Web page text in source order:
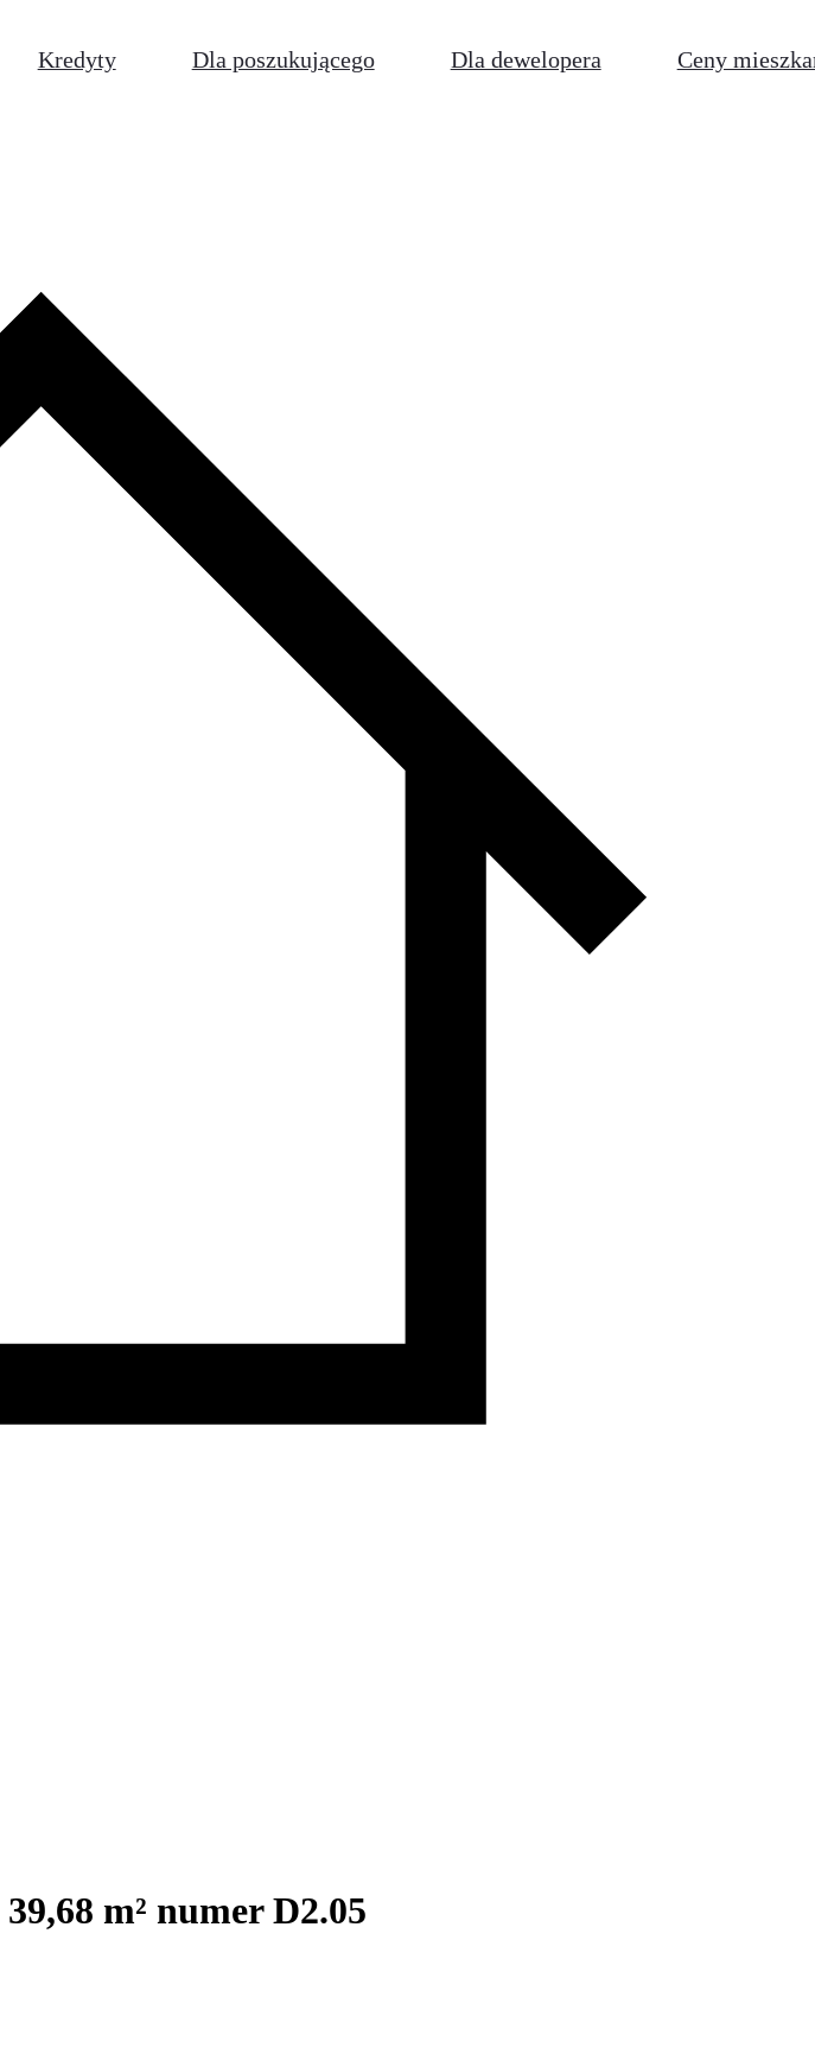
Kredyty Dla poszukującego Dla dewelopera Ceny
m² numer D2.05